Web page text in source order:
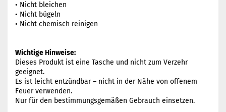
• Nicht bleichen
• Nicht bügeln
• Nicht chemisch reinigen
Wichtige Hinweise:
Dieses Produkt ist eine Tasche und nicht zum Verzehr
geeignet.
Es ist leicht entzündbar – nicht in der Nähe von offenem
Feuer verwenden.
Nur für den bestimmungsgemäßen Gebrauch einsetzen.